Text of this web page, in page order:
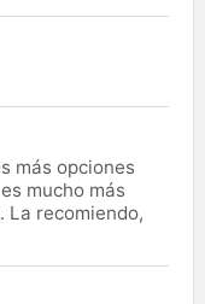
más opciones
mucho más
La recomiendo,